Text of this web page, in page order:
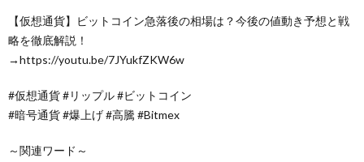
【仮想通貨】ビットコイン急落後の相場は？今後の値動き予想と戦
略を徹底解説！
→https://youtu.be/7JYukfZKW6w
#仮想通貨​ #リップル​ #ビットコイン​
#暗号通貨​ #爆上げ​ #高騰​ #Bitmex
～関連ワード～